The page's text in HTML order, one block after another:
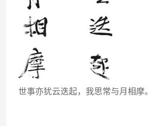
世事亦犹云迭起，我思常与月相摩。